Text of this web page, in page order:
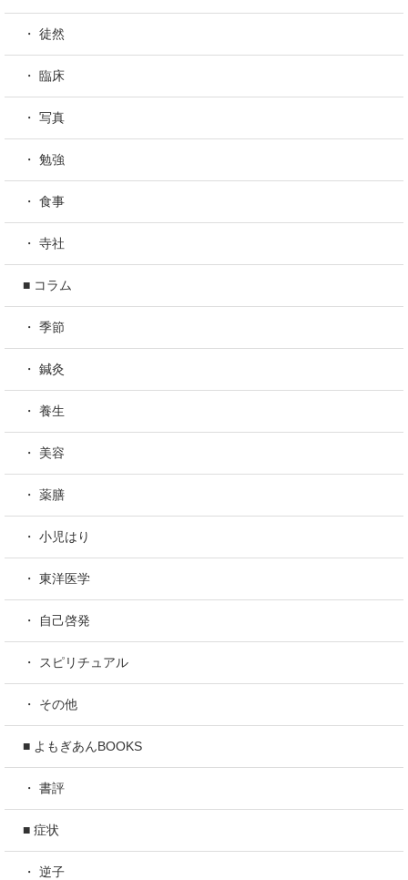
・ 徒然
・ 臨床
・ 写真
・ 勉強
・ 食事
・ 寺社
■ コラム
・ 季節
・ 鍼灸
・ 養生
・ 美容
・ 薬膳
・ 小児はり
・ 東洋医学
・ 自己啓発
・ スピリチュアル
・ その他
■ よもぎあんBOOKS
・ 書評
■ 症状
・ 逆子